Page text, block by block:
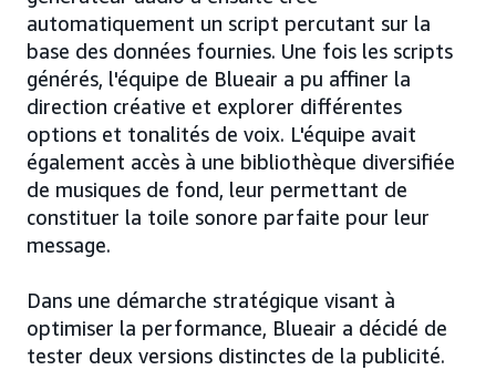
automatiquement un script percutant sur la
base des données fournies. Une fois les scripts
générés, l'équipe de Blueair a pu affiner la
direction créative et explorer différentes
options et tonalités de voix. L'équipe avait
également accès à une bibliothèque diversifiée
de musiques de fond, leur permettant de
constituer la toile sonore parfaite pour leur
message.
Dans une démarche stratégique visant à
optimiser la performance, Blueair a décidé de
tester deux versions distinctes de la publicité.